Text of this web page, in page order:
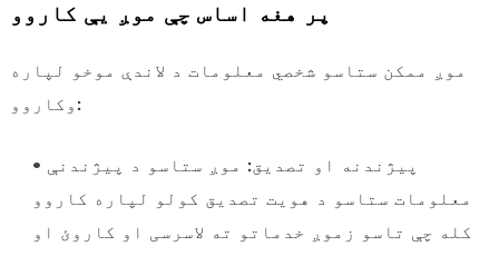
پر هغه اساس چې موږ یې کاروو
موږ ممکن ستاسو شخصي معلومات د لاندې موخو لپاره
وکاروو:
• پیژندنه او تصدیق: موږ ستاسو د پیژندنې
معلومات ستاسو د هویت تصدیق کولو لپاره کاروو
کله چې تاسو زموږ خدماتو ته لاسرسی او کاروئ او